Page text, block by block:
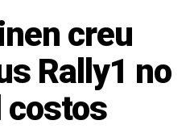
creu
Rally1 no
costos